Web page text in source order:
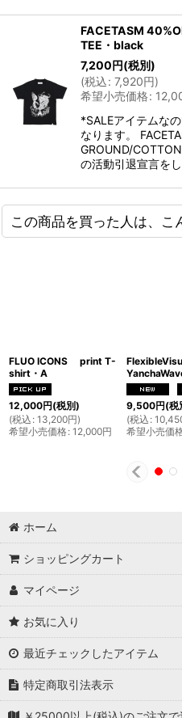
FACETASM
TEE・black
7,200円(税別)
(税込: 7,920円)
希望小売価格:
*SALEアイテムな
なります。
GROUND/
の活動引退宣言を
この商品を買った人は、こ
FLUO ICONS print T-
shirt・A
12,000円(税別)
(税込 : 13,200円)
希望小売価格: 12,000円
9,500円(税
(税込 :
希望小売価
ホーム
ショッピングカート
マイページ
お気に入り
最近チェックしたアイテム
特定商取引法表示